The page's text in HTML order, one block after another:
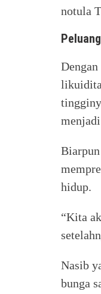
notula
hidup.
“Kita
Nasib
bunga